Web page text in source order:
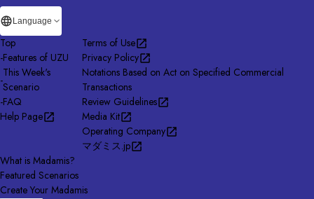
Language
Top
-Features of UZU
-
This Week's
Scenario
-FAQ
Help Page
Terms of Use
Privacy Policy
Notations Based on Act on Specified Commercial
Transactions
Review Guidelines
Media Kit
Operating Company
マダミス.jp
What is Madamis?
Featured Scenarios
Create Your Madamis